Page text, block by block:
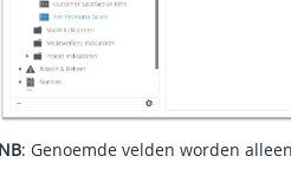
NB: Genoemde velden worden